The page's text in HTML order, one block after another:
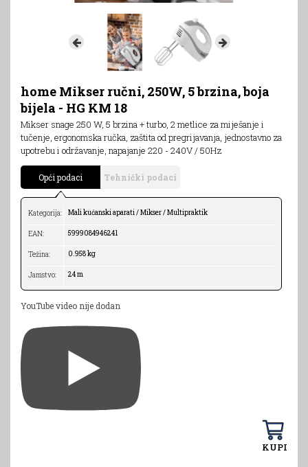
home Mikser ručni, 250W, 5 brzina, boja
bijela - HG KM 18
Mikser snage 250 W, 5 brzina + turbo, 2 metlice za miješanje i
tučenje, ergonomska ručka, zaštita od pregrijavanja, jednostavno za
upotrebu i održavanje, napajanje 220 - 240V / 50Hz
Opći podaci Tehnički podaci
Kategorija: Mali kućanski aparati / Mikser / Multipraktik
EAN: 5999084946241
Težina: 0.958 kg
Jamstvo: 24 m
YouTube video nije dodan
KUPI